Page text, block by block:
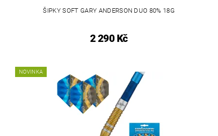
ŠIPKY SOFT GARY ANDERSON DUO 80% 18G
2 290 Kč
NOVINKA